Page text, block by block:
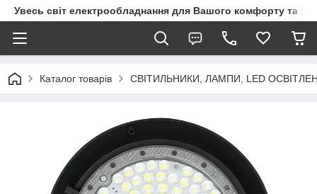
Увесь світ електрообладнання для Вашого комфорту та
Каталог товарів СВІТИЛЬНИКИ, ЛАМПИ, LED